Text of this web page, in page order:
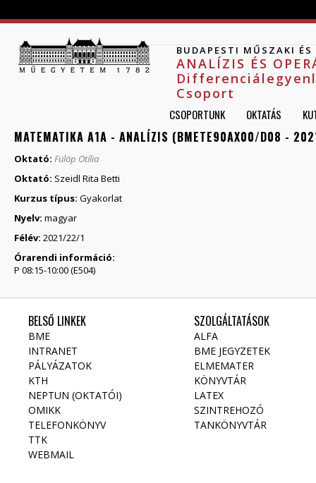
BUDAPESTI MŰSZAKI
ANALÍZIS ÉS
Csoport
CSOPORTUNK OKTATÁS
MATEMATIKA A1A - ANALÍZIS (BMETE90AX00/D08 -
Oktató: Fülöp Otília
Oktató: Szeidl Rita Betti
Kurzus típus: Gyakorlat
Nyelv: magyar
Félév: 2021/22/1
Órarendi információ:
P 08:15-10:00 (E504)
BELSŐ LINKEK
BME
INTRANET
PÁLYÁZATOK
KTH
NEPTUN (OKTATÓI)
OMIKK
TELEFONKÖNYV
TTK
WEBMAIL
SZOLGÁLTATÁSOK
ALFA
BME JEGYZETEK
ELMEMATER
KÖNYVTÁR
LATEX
SZINTREHOZÓ
TANKÖNYVTÁR